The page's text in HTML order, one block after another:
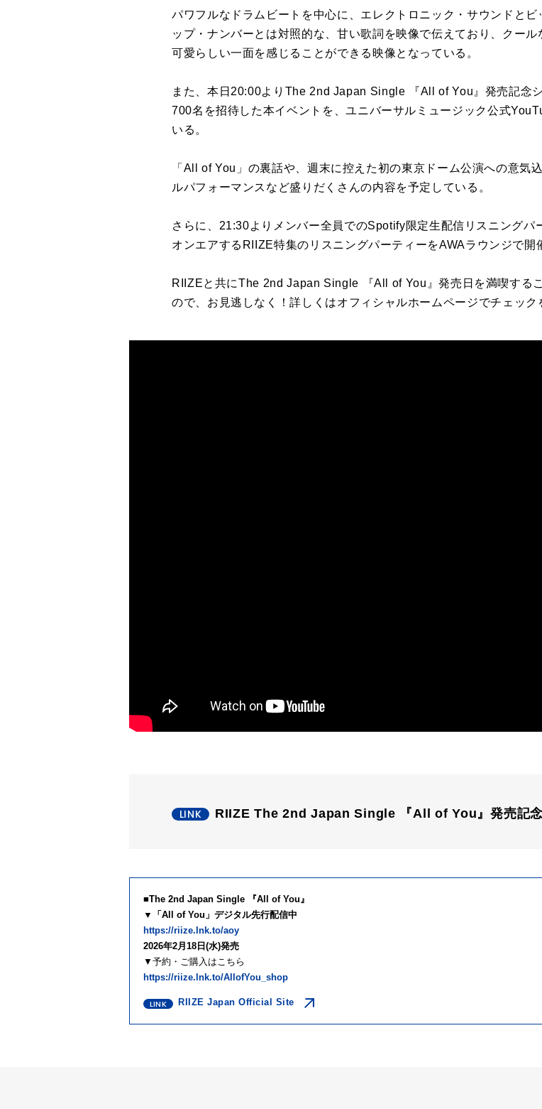
パワフルなドラムビートを中心に、エレクトロニック・サウンドと
ップ・ナンバーとは対照的な、甘い歌詞を映像で伝えており、クー
可愛らしい一面を感じることができる映像となっている。
また、本日 20:00より The 2nd Japan Single 『All of You 』発売記念
700名を招待した本イベントを、ユニバーサルミュージック公式
いる。
「 All of You 」の裏話や、週末に控えた初の東京ドーム公演への意気
ルパフォーマンスなど盛りだくさんの内容を予定している。
さらに、 21:30よりメンバー全員でのSpotify限定生配信リスニングパ
オンエアする RIIZE特集のリスニングパーティーをAWAラウンジで開
RIIZEと共にThe 2nd Japan Single 『All of You 』発売日を満喫する
ので、お見逃しなく！詳しくはオフィシャルホームページでチェック
RIIZE The 2nd Japan Single 『All of You』発売記
■The 2nd Japan Single 『All of You』
▼「All of You」デジタル先行配信中
https://riize.lnk.to/aoy
2026年2月18日(水)発売
▼予約・ご購入はこちら
https://riize.lnk.to/AllofYou_shop
RIIZE Japan Official Site